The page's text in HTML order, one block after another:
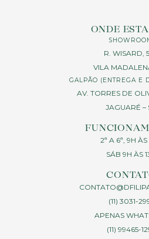
ONDE
R. WISARD,
VILA
GALPÃO (ENTREGA E
AV. TORRES DE
JAGUARÉ –
2ª A 6ª, 9H ÀS
SÁB 9H ÀS
(11) 3031-
APENAS
(11) 99465-